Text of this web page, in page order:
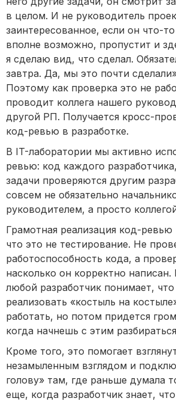
в целом. И не руководитель
заинтересованное, если он что-
вполне возможно, пропустит и
я сделаю вид, что сделал.
завтра. Да, мы это почти
Поэтому как проверка это не
проводит коллега нашего
другой РП. Получается кросс-
код-ревью в разработке.
В IT-лаборатории мы активно
ревью: код каждого
задачи проверяются другим
совсем не обязательно
руководителем, а просто
Грамотная реализация код-ревью
что это не тестирование. Не
работоспособность кода, а
насколько он корректно
любой разработчик понимает,
реализовать «костыль на
работать, но потом придется
когда начнешь с этим
Кроме того, это помогает
незамыленным взглядом и
голову» там, где раньше думала
еще, когда разработчик знает,